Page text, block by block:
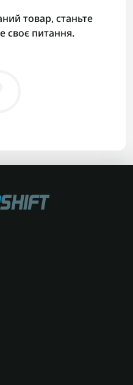
товар, станьте
своє питання.